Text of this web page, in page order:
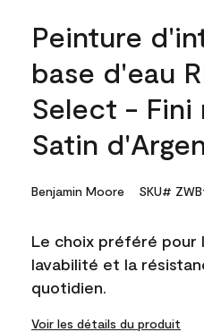
Peinture
base d'eau
Select - Fini
Satin
Benjamin Moore SKU#
Le choix préféré pour
lavabilité et la
quotidien.
Voir les détails du produit